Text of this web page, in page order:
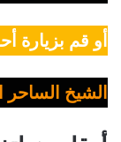
أو قم بزيارة
الشيخ الساحر